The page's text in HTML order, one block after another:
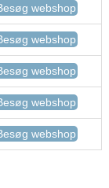
webshop
webshop
webshop
webshop
webshop